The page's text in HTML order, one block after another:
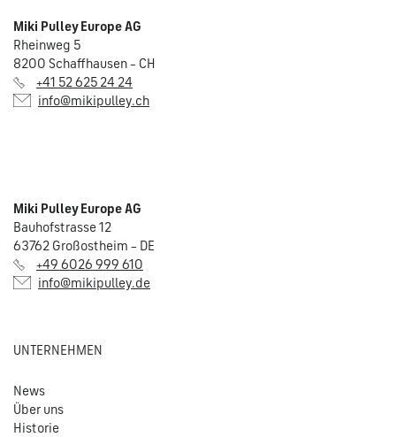
Miki Pulley Europe AG
Rheinweg 5
8200 Schaffhausen – CH
+41 52 625 24 24
info@mikipulley.ch
Miki Pulley Europe AG
Bauhofstrasse 12
63762 Großostheim – DE
+49 6026 999 610
info@mikipulley.de
UNTERNEHMEN
News
Über uns
Historie